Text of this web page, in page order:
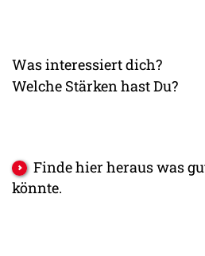
Was interessiert dich?
Welche Stärken hast Du?
Finde hier heraus was
könnte.